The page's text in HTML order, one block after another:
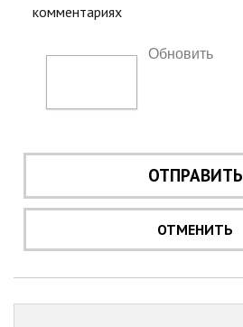
комментариях
Обновить
ОТПРАВИТЬ
ОТМЕНИТЬ